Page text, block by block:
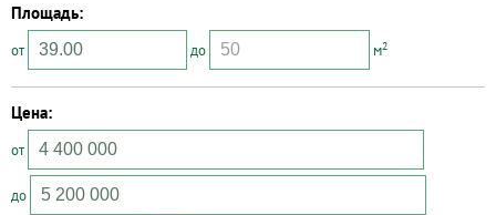
Площадь:
от до м2
Цена:
от
до